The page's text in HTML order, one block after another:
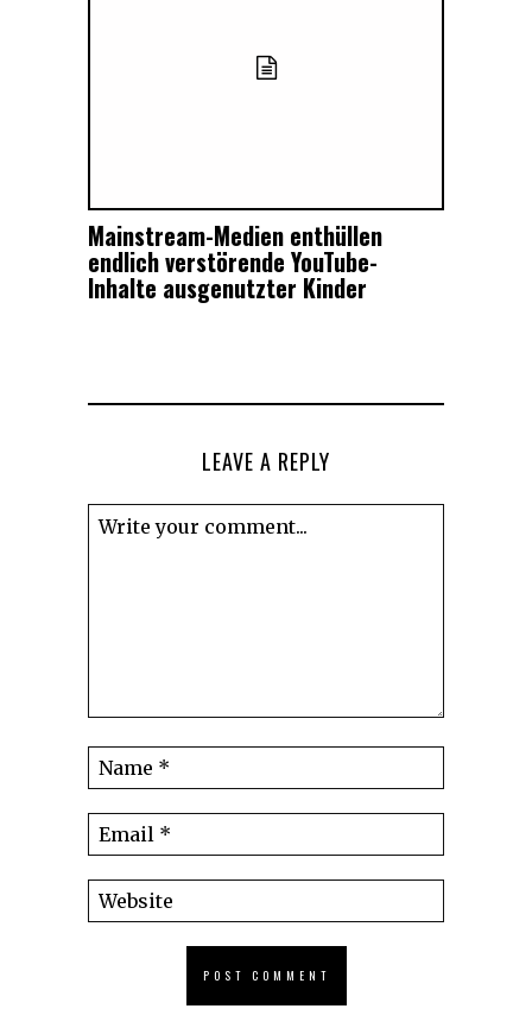
Mainstream-Medien enthüllen
endlich verstörende YouTube-
Inhalte ausgenutzter Kinder
LEAVE A REPLY